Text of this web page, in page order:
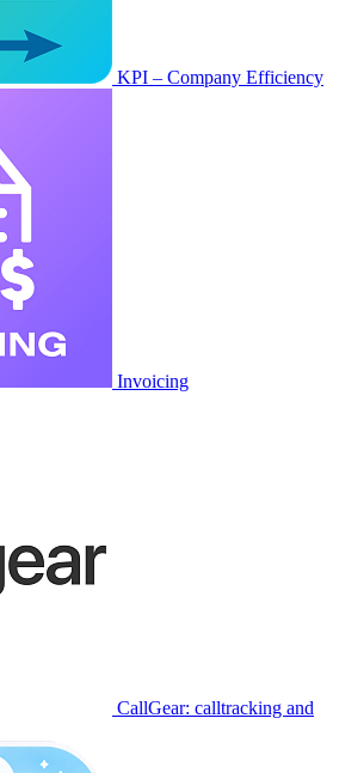
KPI – Company Efficiency
Invoicing
CallGear: calltracking and